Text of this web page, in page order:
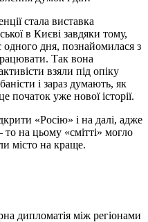
стала виставка
в Києві завдяки тому,
дня, познайомилася з
Так вона
взяли під опіку
і зараз думають, як
початок уже нової історії.
«Росію» і на далі, адже
на цьому «смітті» могло
місто на краще.
дипломатія між регіонами